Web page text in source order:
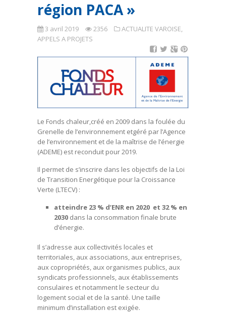
région PACA »
3 avril 2019 2356 ACTUALITE VAROISE,
APPELS A PROJETS
Le Fonds chaleur,créé en 2009 dans la foulée du
Grenelle de l’environnement etgéré par l’Agence
de l’environnement et de la maîtrise de l’énergie
(ADEME) est reconduit pour 2019.
Il permet de s’inscrire dans les objectifs de la Loi
de Transition Energétique pour la Croissance
Verte (LTECV) :
atteindre 23 % d’ENR en 2020 et 32 % en
2030 dans la consommation finale brute
d’énergie.
Il s’adresse aux collectivités locales et
territoriales, aux associations, aux entreprises,
aux copropriétés, aux organismes publics, aux
syndicats professionnels, aux établissements
consulaires et notamment le secteur du
logement social et de la santé. Une taille
minimum d’installation est exigée.